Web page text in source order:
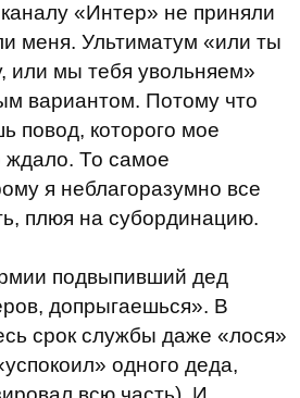
«Интер» не приняли
меня. Ультиматум «или ты
или мы тебя увольняем»
вариантом. Потому что
повод, которого мое
ждало. То самое
я неблагоразумно все
плюя на субординацию.
подвыпивший дед
допрыгаешься». В
срок службы даже «лося»
одного деда,